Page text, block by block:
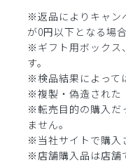
※返品によりキャン
が0円以下となる場
※ギフト用ボックス
す。
※検品結果によって
※複製・偽造された
※転売目的の購入だ
ません。
※当社サイトで購入
※店舗購入品は店舗